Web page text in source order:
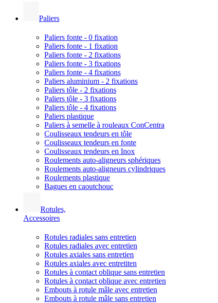
Paliers
Paliers fonte - 0 fixation
Paliers fonte - 1 fixation
Paliers fonte - 2 fixations
Paliers fonte - 3 fixations
Paliers fonte - 4 fixations
Paliers aluminium - 2 fixations
Paliers tôle - 2 fixations
Paliers tôle - 3 fixations
Paliers tôle - 4 fixations
Paliers plastique
Paliers à semelle à rouleaux ConCentra
Coulisseaux tendeurs en tôle
Coulisseaux tendeurs en fonte
Coulisseaux tendeurs en Inox
Roulements auto-aligneurs sphériques
Roulements auto-aligneurs cylindriques
Roulements plastique
Bagues en caoutchouc
Rotules,
Accessoires
Rotules radiales sans entretien
Rotules radiales avec entretien
Rotules axiales sans entretien
Rotules axiales avec entretiten
Rotules à contact oblique sans entretien
Rotules à contact oblique avec entretien
Embouts à rotule mâle avec entretien
Embouts à rotule mâle sans entretien